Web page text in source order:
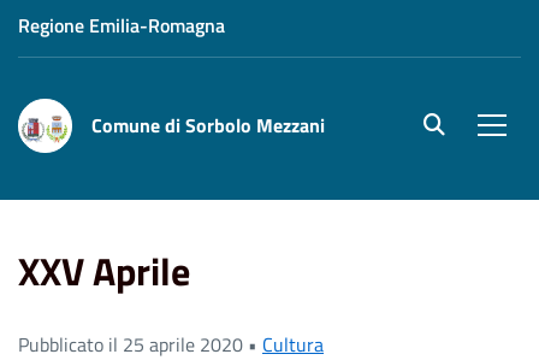
Regione Emilia-Romagna
Comune di Sorbolo Mezzani site.searc
XXV Aprile
Pubblicato il 25 aprile 2020 • Cultura